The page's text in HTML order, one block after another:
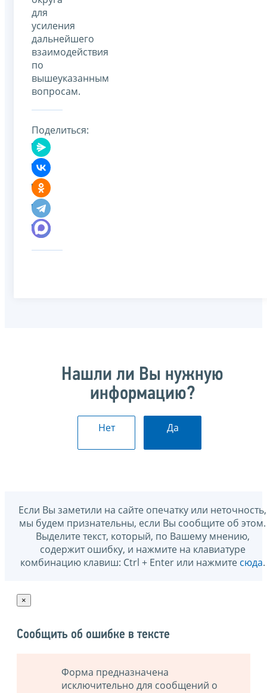
для
усиления
дальнейшего
взаимодействия
по
вышеуказанным
вопросам.
Поделиться:
Нашли ли Вы нужную
информацию?
Нет Да
Если Вы заметили на сайте опечатку или неточность,
мы будем признательны, если Вы сообщите об этом.
Выделите текст, который, по Вашему мнению,
содержит ошибку, и нажмите на клавиатуре
комбинацию клавиш: Ctrl + Enter или нажмите сюда.
×
Сообщить об ошибке в тексте
Форма предназначена
исключительно для сообщений о